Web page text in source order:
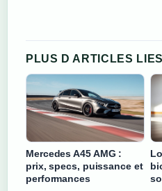
PLUS D ARTICLES LIES
Mercedes A45 AMG :
prix, specs, puissance et
performances